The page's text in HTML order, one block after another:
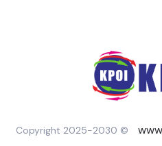
Copyright 2025-2030 ©